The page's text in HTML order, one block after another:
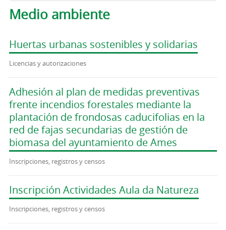
Medio ambiente
Huertas urbanas sostenibles y solidarias
Licencias y autorizaciones
Adhesión al plan de medidas preventivas
frente incendios forestales mediante la
plantación de frondosas caducifolias en la
red de fajas secundarias de gestión de
biomasa del ayuntamiento de Ames
Inscripciones, registros y censos
Inscripción Actividades Aula da Natureza
Inscripciones, registros y censos